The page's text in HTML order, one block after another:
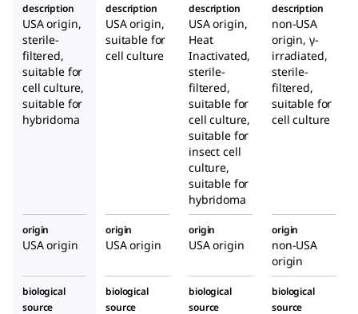
description
USA origin,
sterile-
filtered,
suitable for
cell culture,
suitable for
hybridoma
description
USA origin,
suitable for
cell culture
description
USA origin,
Heat
Inactivated,
sterile-
filtered,
suitable for
cell culture,
suitable for
insect cell
culture,
suitable for
hybridoma
description
non-USA
origin, γ-
irradiated,
sterile-
filtered,
suitable for
cell culture
origin
USA origin
origin
USA origin
origin
USA origin
origin
non-USA
origin
biological
source
biological
source
biological
source
biological
source